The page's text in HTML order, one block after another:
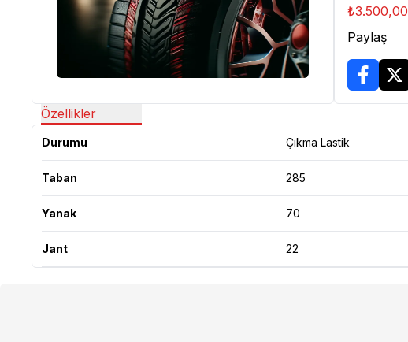
₺3.500,00
Paylaş
Özellikler
Durumu Çıkma Lastik
Taban 285
Yanak 70
Jant 22